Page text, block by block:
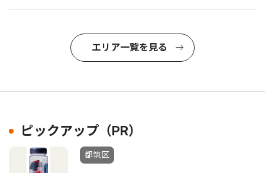
エリア一覧を見る
ピックアップ（PR）
都筑区